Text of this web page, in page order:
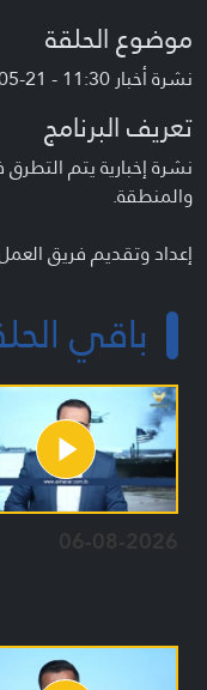
موضوع الحلقة
نشرة أخبار 11:30 - 21-05-2026
تعريف البرنامج
نشرة إخبارية يتم
والمنطقة.
إعداد وتقديم فريق
باقي
06-08-2026